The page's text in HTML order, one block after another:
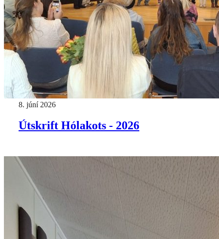
8. júní 2026
Útskrift Hólakots - 2026